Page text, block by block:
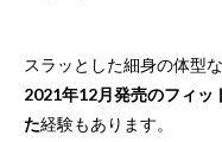
スラッとした細身の体型
2021年12月発売のフィッ
た経験もあります。